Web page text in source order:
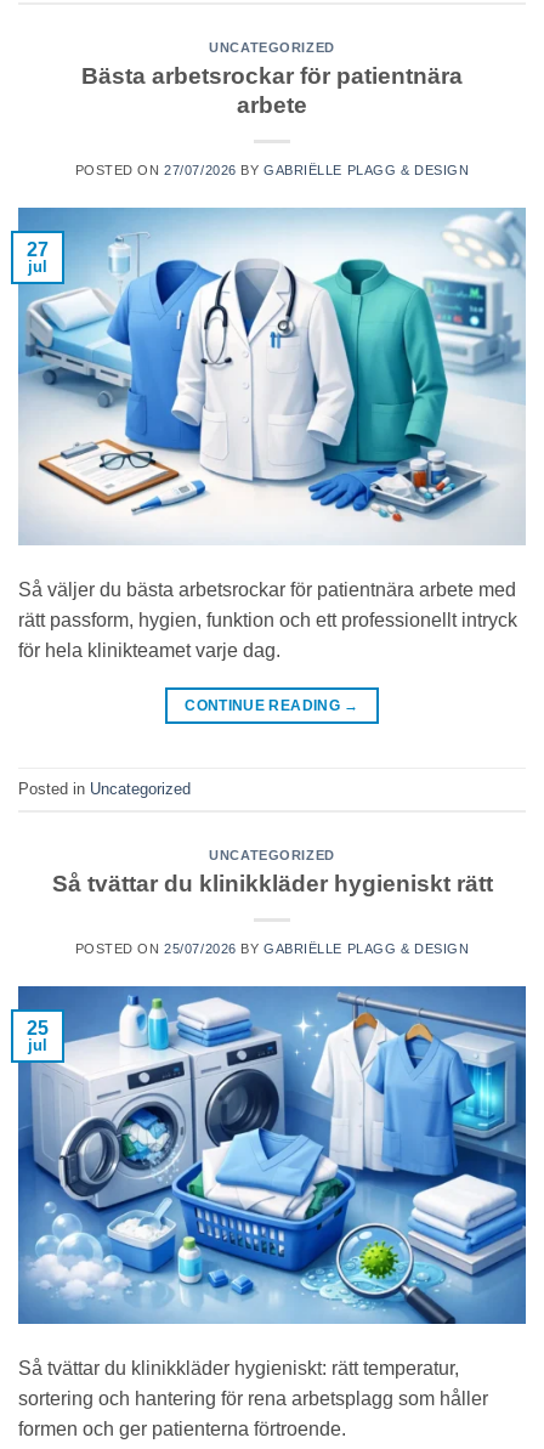
UNCATEGORIZED
Bästa arbetsrockar för patientnära
arbete
POSTED ON27/07/2026 BY GABRIËLLE PLAGG & DESIGN
27
jul
Så väljer du bästa arbetsrockar för patientnära arbete med
rätt passform, hygien, funktion och ett professionellt intryck
för hela klinikteamet varje dag.
CONTINUE READING →
Posted in Uncategorized
UNCATEGORIZED
Så tvättar du klinikkläder hygieniskt rätt
POSTED ON25/07/2026 BY GABRIËLLE PLAGG & DESIGN
25
jul
Så tvättar du klinikkläder hygieniskt: rätt temperatur,
sortering och hantering för rena arbetsplagg som håller
formen och ger patienterna förtroende.